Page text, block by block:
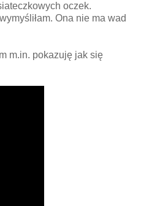
oczek.
Ona nie ma wad
m.in. pokazuję jak się